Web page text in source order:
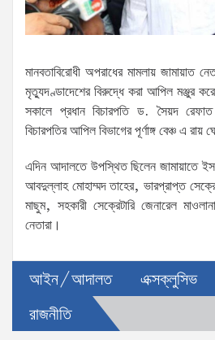
মানবতাবিরোধী অপরাধের মামলায় জামায়াত
মৃত্যুদণ্ডাদেশের বিরুদ্ধে করা আপিল মঞ্জুর
সকালে প্রধান বিচারপতি ড. সৈয়দ
বিচারপতির আপিল বিভাগের পূর্ণাঙ্গ বেঞ্চ এ রায়
এদিন আদালতে উপস্থিত ছিলেন জামায়াতে
আবদুল্লাহ মোহাম্মদ তাহের, ভারপ্রাপ্ত
মাছুম, সহকারী সেক্রেটারি জেনারেল
নেতারা।
আইন/আদালত এক্সক্লুসিভ
রাজনীতি